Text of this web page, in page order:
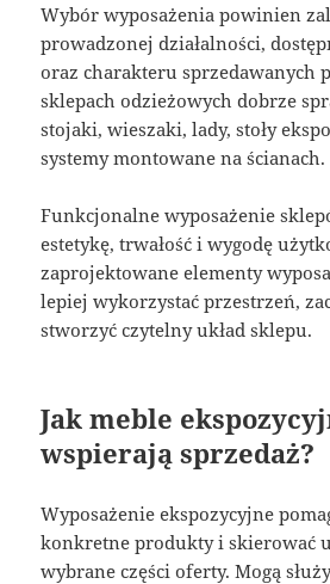
Wybór wyposażenia powinien
prowadzonej działalności,
oraz charakteru sprzedawanych
sklepach odzieżowych dobrze
stojaki, wieszaki, lady, stoły
systemy montowane na ścianach.
Funkcjonalne wyposażenie
estetykę, trwałość i wygodę
zaprojektowane elementy
lepiej wykorzystać przestrzeń,
stworzyć czytelny układ sklepu.
Jak meble
wspierają sprzedaż?
Wyposażenie ekspozycyjne
konkretne produkty i skierować
wybrane części oferty. Mogą